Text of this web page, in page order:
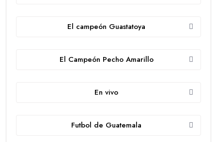
El campeón Guastatoya
El Campeón Pecho Amarillo
En vivo
Futbol de Guatemala